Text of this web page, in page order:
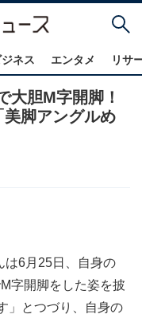
ネス エンタメ リサ
大胆M字開脚！
美脚アングルめ
は6月25日、自身の
字開脚をした姿を披
」とつづり、自身の